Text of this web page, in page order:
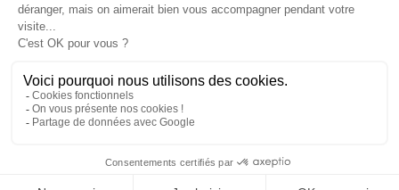
© 2026 - Côté Formations - par Via Compétences
Menu Pied de page
Mentions Légales
Politique de confidentialité